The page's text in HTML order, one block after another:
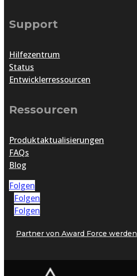
Support
Hilfezentrum
Status
Entwicklerressourcen
Ressourcen
Produktaktualisierungen
FAQs
Blog
Folgen
Folgen
Folgen
Partner von Award Force werden